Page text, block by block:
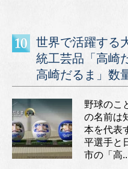
世界で活躍する
統工芸品「高崎
高崎だるま」数
野球のこ
の名前は
本を代表
平選手と
市の「高